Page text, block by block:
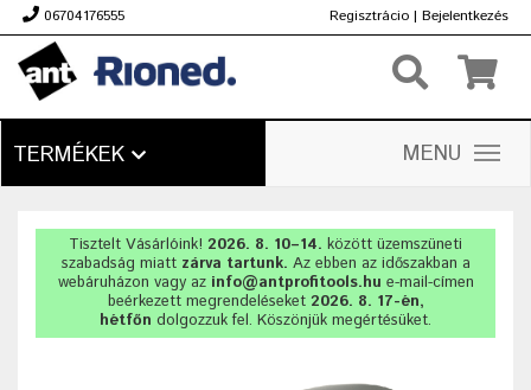
06704176555 Regisztrácio | Bejelentkezés
TERMÉKEK MENU
Tisztelt Vásárlóink! 2026. 8. 10–14. között üzemszüneti
szabadság miatt zárva tartunk. Az ebben az időszakban a
webáruházon vagy az info@antprofitools.hu e-mail-címen
beérkezett megrendeléseket 2026. 8. 17-én,
hétfőn dolgozzuk fel. Köszönjük megértésüket.